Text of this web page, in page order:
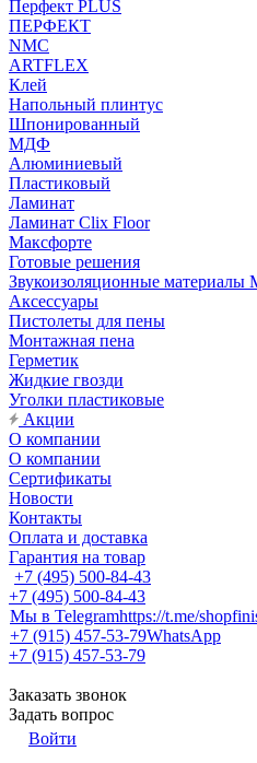
Перфект PLUS
ПЕРФЕКТ
NMC
ARTFLEX
Клей
Напольный плинтус
Шпонированный
МДФ
Алюминиевый
Пластиковый
Ламинат
Ламинат Clix Floor
Максфорте
Готовые решения
Звукоизоляционные материалы
Аксессуары
Пистолеты для пены
Монтажная пена
Герметик
Жидкие гвозди
Уголки пластиковые
Акции
О компании
О компании
Сертификаты
Новости
Контакты
Оплата и доставка
Гарантия на товар
+7 (495) 500-84-43
+7 (495) 500-84-43
Мы в Telegramhttps://t.me/
+7 (915) 457-53-79WhatsApp
+7 (915) 457-53-79
Заказать звонок
Задать вопрос
Войти